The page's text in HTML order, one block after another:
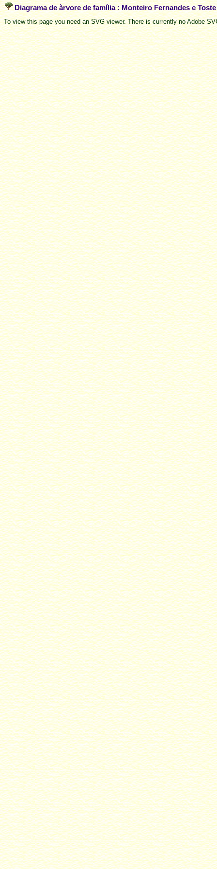
Diagrama de àrvore de família : Monteiro Fernandes e
To view this page you need an SVG viewer. There is currently no Adobe